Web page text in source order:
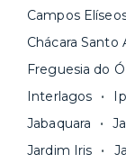
Os
pagar
aluguel, em
praticidade?
inclusos e
nossa
pode
ideal para o
A melhor
contrato na
Campos
Chácara Santo
Freguesia do Ó
Interlagos
Jabaquara
Jardim Iris